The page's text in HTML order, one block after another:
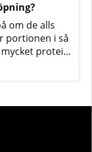
om de alls
portionen i så
protein
du kan